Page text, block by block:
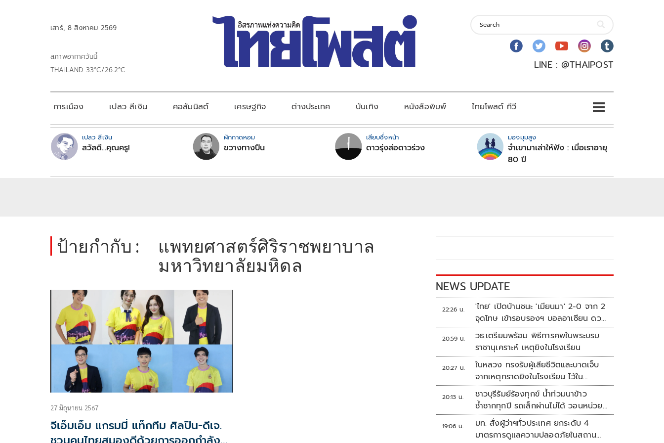
เสาร์, 8 สิงหาคม 2569
สภาพอากาศวันนี้
THAILAND 33°C/26.2°C
LINE : @THAIPOST
การเมือง เปลว สีเงิน คอลัมนิสต์ เศรษฐกิจ ต่างประเทศ บันเทิง หนังสือพิมพ์ ไทยโพสต์ ทีวี
เปลว สีเงิน
สวัสดี...คุณครู!
ผักกาดหอม
ขวางทางปืน
เสียบซึ่งหน้า
ดาวรุ่งส่อดาวร่วง
มองมุมสูง
จำเขามาเล่าให้ฟัง : เมื่อเราอายุ
80 ปี
ป้ายกำกับ :
แพทยศาสตร์ศิริราชพยาบาล
มหาวิทยาลัยมหิดล
27 มิถุนายน 2567
จีเอ็มเอ็ม แกรมมี่ แท็กทีม ศิลปิน-ดีเจ.
NEWS UPDATE
22:26 น.
'ไทย' เปิดบ้านชนะ 'เมียนมา' 2-0 จาก 2
จุดโทษ เข้ารอบรองฯ บอลอาเซียน ดวล
'สิงคโปร์'
20:59 น.
วธ.เตรียมพร้อม พิธีการศพในพระบรม
ราชานุเคราะห์ เหตุยิงในโรงเรียน
20:27 น.
ในหลวง ทรงรับผู้เสียชีวิตและบาดเจ็บ
จากเหตุกราดยิงในโรงเรียน ไว้ใน
พระบรมราชานุเคราะห์
20:13 น.
ชาวบุรีรัมย์ร้องทุกข์ น้ำท่วมนาข้าว
ซ้ำซากทุกปี รถเล็กผ่านไม่ได้ วอนหน่วย
งานเร่งแก้ไข
19:06 น.
มท. สั่งผู้ว่าฯทั่วประเทศ ยกระดับ 4
มาตรการดูแลความปลอดภัยในสถาน